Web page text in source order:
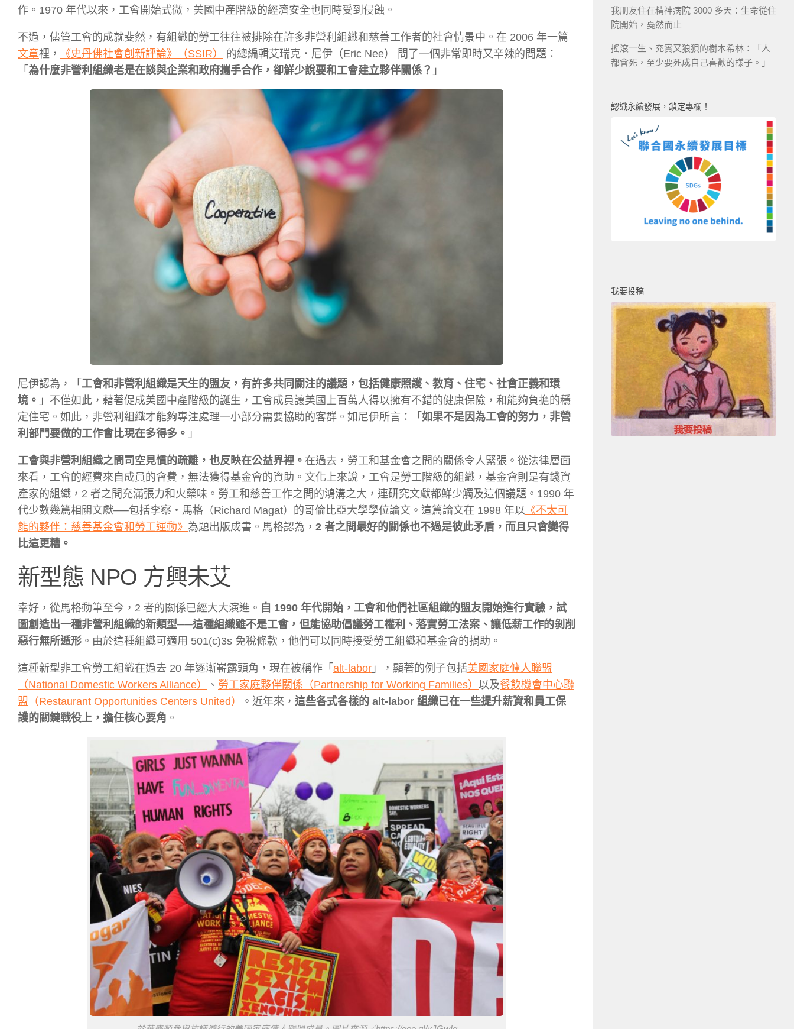
作。1970 年代以來，工會開始式微，美國中產階級的經濟安全也同時受到侵蝕。
不過，儘管工會的成就斐然，有組織的勞工往往被排除在許多非營利組織和慈善工作者的社會情景中。在 2006 年一篇
文章裡， 《史丹佛社會創新評論》（SSIR）
的總編輯艾瑞克・尼伊（Eric Nee） 問了一個非常即時又辛辣的問題：
「 為什麼非營利組織老是在談與企業和政府攜手合作，卻鮮少說要和工會建立夥伴關係？ 」
尼伊認為，「 工會和非營利組織是天生的盟友，有許多共同關注的議題，包括健康照護、教育、住宅、社會正義和環
境。 」不僅如此，藉著促成美國中產階級的誕生，工會成員讓美國上百萬人得以擁有不錯的健康保險，和能夠負擔的穩
定住宅。如此，非營利組織才能夠專注處理一小部分需要協助的客群。如尼伊所言：「 如果不是因為工會的努力，非營
利部門要做的工作會比現在多得多。 」
工會與非營利組織之間司空見慣的疏離，也反映在公益界裡。 在過去，勞工和基金會之間的關係令人緊張。從法律層面
來看，工會的經費來自成員的會費，無法獲得基金會的資助。文化上來說，工會是勞工階級的組織，基金會則是有錢資
產家的組織，2 者之間充滿張力和火藥味。勞工和慈善工作之間的鴻溝之大，連研究文獻都鮮少觸及這個議題。1990 年
代少數幾篇相關文獻──包括李察・馬格（Richard Magat）的哥倫比亞大學學位論文。這篇論文在 1998 年以 《不太可
能的夥伴：慈善基金會和勞工運動》 為題出版成書。馬格認為， 2 者之間最好的關係也不過是彼此矛盾，而且只會變得
比這更糟。
新型態 NPO 方興未艾
幸好，從馬格動筆至今，2 者的關係已經大大演進。 自 1990 年代開始，工會和他們社區組織的盟友開始進行實驗，試
圖創造出一種非營利組織的新類型──這種組織雖不是工會，但能協助倡議勞工權利、落實勞工法案、讓低薪工作的剝削
惡行無所遁形 。由於這種組織可適用 501(c)3s 免稅條款，他們可以同時接受勞工組織和基金會的捐助。
這種新型非工會勞工組織在過去 20 年逐漸嶄露頭角，現在被稱作「 alt-labor 」，顯著的例子包括美國家庭傭人聯盟
（National Domestic Workers Alliance）
、 勞工家庭夥伴關係（Partnership for Working Families） 以及餐飲機會中心聯
盟（Restaurant Opportunities Centers United）
。近年來， 這些各式各樣的 alt-labor 組織已在一些提升薪資和員工保
護的關鍵戰役上，擔任核心要角 。
我朋友住在精神病院 3000 多天：生命從住
院開始，戞然而止
搖滾一生、充實又狼狽的樹木希林：「人
都會死，至少要死成自己喜歡的樣子。」
認識永續發展，鎖定專欄！
我要投稿